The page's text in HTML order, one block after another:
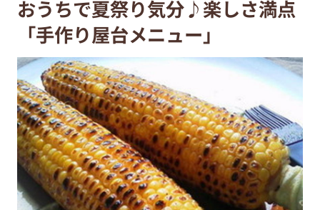
おうちで夏祭り気分♪楽しさ満点
「手作り屋台メニュー」